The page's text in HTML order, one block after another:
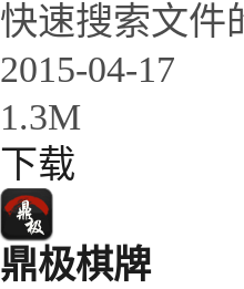
快速搜索文件
2015-04-17
1.3M
下载
鼎极棋牌